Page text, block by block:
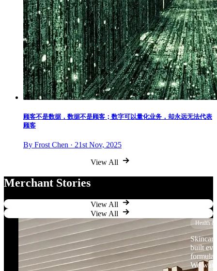
顾客不是数据，数据不是顾客；数字可以量化业务，却永远无法代表
顾客
By Frost Chen · 21st Nov, 2025
View All
Merchant Stories
View All
View All
Health
built
We